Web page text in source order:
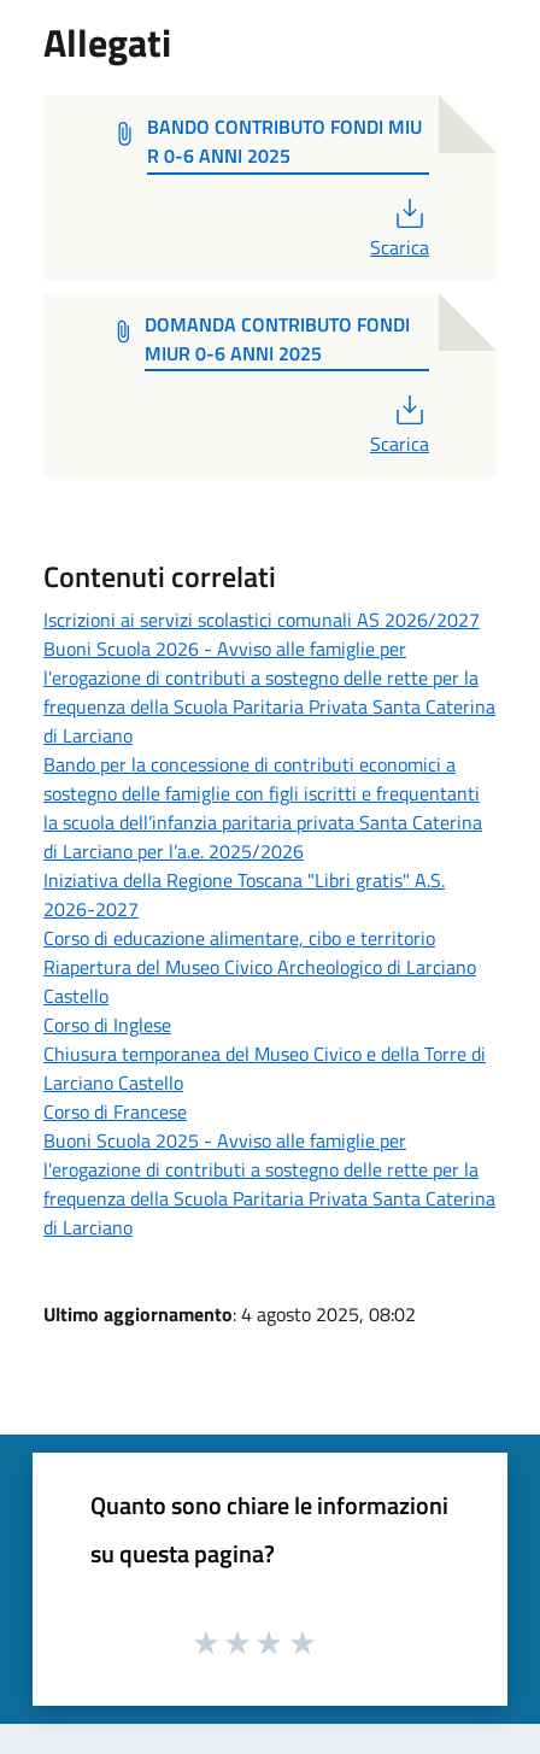
Allegati
BANDO CONTRIBUTO FONDI MIU
R 0-6 ANNI 2025
Scarica
DOMANDA CONTRIBUTO FONDI
MIUR 0-6 ANNI 2025
Scarica
Contenuti correlati
Iscrizioni ai servizi scolastici comunali AS 2026/2027
Buoni Scuola 2026 - Avviso alle famiglie per
l'erogazione di contributi a sostegno delle rette per la
frequenza della Scuola Paritaria Privata Santa Caterina
di Larciano
Bando per la concessione di contributi economici a
sostegno delle famiglie con figli iscritti e frequentanti
la scuola dell’infanzia paritaria privata Santa Caterina
di Larciano per l’a.e. 2025/2026
Iniziativa della Regione Toscana "Libri gratis" A.S.
2026-2027
Corso di educazione alimentare, cibo e territorio
Riapertura del Museo Civico Archeologico di Larciano
Castello
Corso di Inglese
Chiusura temporanea del Museo Civico e della Torre di
Larciano Castello
Corso di Francese
Buoni Scuola 2025 - Avviso alle famiglie per
l'erogazione di contributi a sostegno delle rette per la
frequenza della Scuola Paritaria Privata Santa Caterina
di Larciano
Ultimo aggiornamento: 4 agosto 2025, 08:02
Quanto sono chiare le informazioni
su questa pagina?